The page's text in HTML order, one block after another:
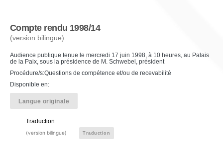
Compte rendu 1998/14
(version bilingue)
Audience publique tenue le mercredi 17 juin 1998, à 10 heures, au Palais
de la Paix, sous la présidence de M. Schwebel, président
Procédure/s:Questions de compétence et/ou de recevabilité
Disponible en:
Langue originale
Traduction
(version bilingue) Traduction